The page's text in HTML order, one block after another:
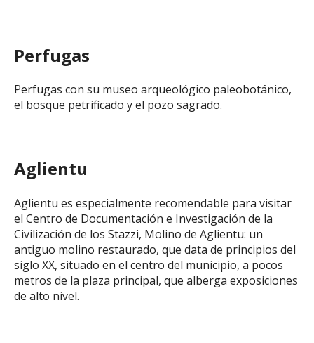
Perfugas
Perfugas con su museo arqueológico paleobotánico,
el bosque petrificado y el pozo sagrado.
Aglientu
Aglientu es especialmente recomendable para visitar
el Centro de Documentación e Investigación de la
Civilización de los Stazzi, Molino de Aglientu: un
antiguo molino restaurado, que data de principios del
siglo XX, situado en el centro del municipio, a pocos
metros de la plaza principal, que alberga exposiciones
de alto nivel.